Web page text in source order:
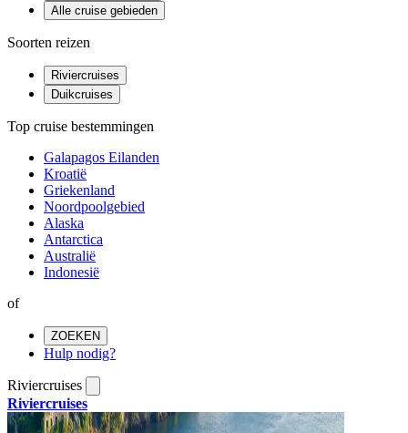
Alle cruise gebieden
Soorten reizen
Riviercruises
Duikcruises
Top cruise bestemmingen
Galapagos Eilanden
Kroatië
Griekenland
Noordpoolgebied
Alaska
Antarctica
Australië
Indonesië
of
ZOEKEN
Hulp nodig?
Riviercruises
Riviercruises